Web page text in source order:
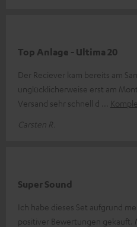
Top Anlage - Ultima 20
Der Reciever kam bereits am
unglücklicherweise erst am
Versand sehr schnell d
Carsten R.
Super Sound
Ich habe dieses Set aufgrund
positiver Bewertungen gekauft.